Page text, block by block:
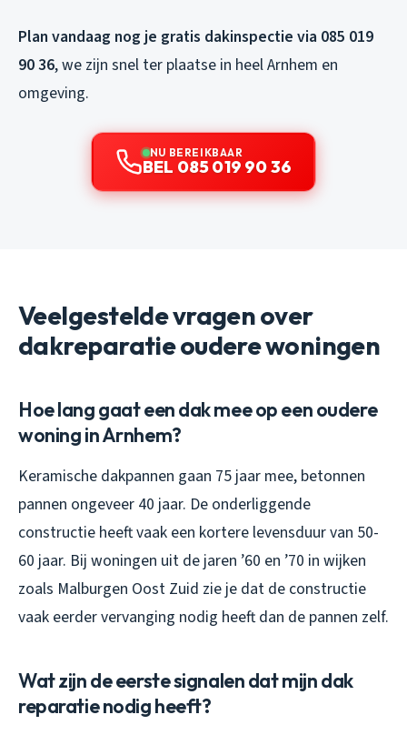
Plan vandaag nog je gratis dakinspectie via 085 019
90 36, we zijn snel ter plaatse in heel Arnhem en
omgeving.
NU BEREIKBAAR
BEL 085 019 90 36
Veelgestelde vragen over
dakreparatie oudere woningen
Hoe lang gaat een dak mee op een oudere
woning in Arnhem?
Keramische dakpannen gaan 75 jaar mee, betonnen
pannen ongeveer 40 jaar. De onderliggende
constructie heeft vaak een kortere levensduur van 50-
60 jaar. Bij woningen uit de jaren ’60 en ’70 in wijken
zoals Malburgen Oost Zuid zie je dat de constructie
vaak eerder vervanging nodig heeft dan de pannen zelf.
Wat zijn de eerste signalen dat mijn dak
reparatie nodig heeft?